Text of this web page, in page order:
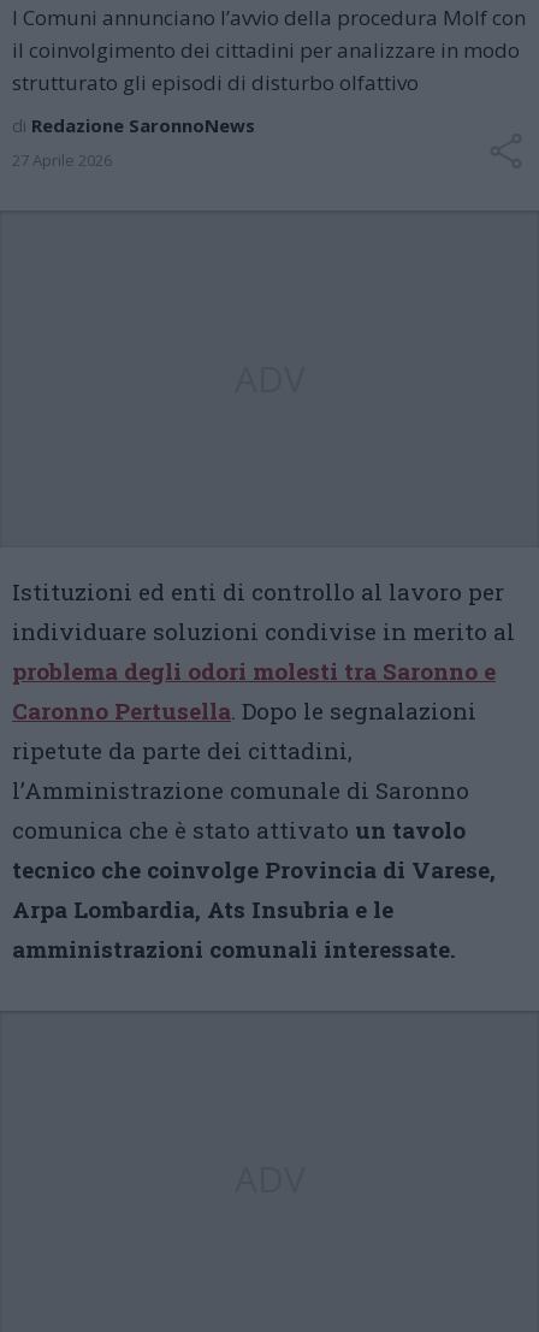
I Comuni annunciano l’avvio della procedura Molf con
il coinvolgimento dei cittadini per analizzare in modo
strutturato gli episodi di disturbo olfattivo
di Redazione SaronnoNews
27 Aprile 2026
Istituzioni ed enti di controllo al lavoro per
individuare soluzioni condivise in merito al
problema degli odori molesti tra Saronno e
Caronno Pertusella. Dopo le segnalazioni
ripetute da parte dei cittadini,
l’Amministrazione comunale di Saronno
comunica che è stato attivato un tavolo
tecnico che coinvolge Provincia di Varese,
Arpa Lombardia, Ats Insubria e le
amministrazioni comunali interessate.